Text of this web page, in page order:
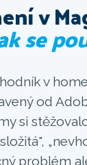
v
se
v
od
si
problém